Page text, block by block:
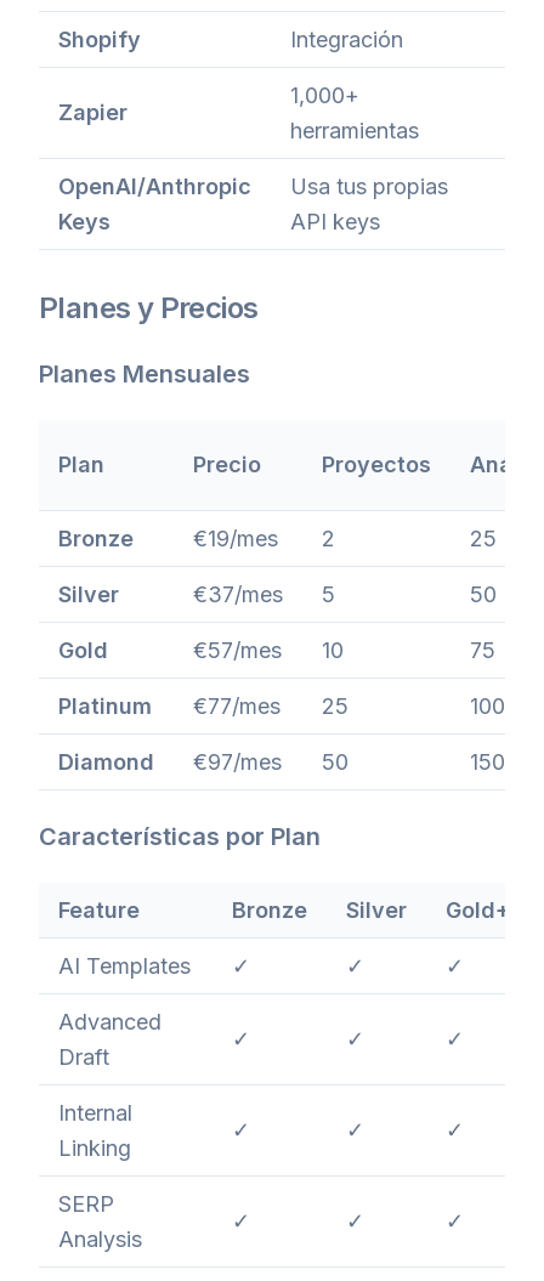
Shopify Integración
Zapier
1,000+
herramientas
OpenAI/Anthropic
Keys
Usa tus propias
API keys
Planes y Precios
Planes Mensuales
Plan Precio Proyectos
Bronze €19/mes 2 25
Silver €37/mes 5 50
Gold €57/mes 10 75
Platinum €77/mes 25 100
Diamond €97/mes 50 150
Características por Plan
Feature Bronze Silver Gold+
AI Templates ✓ ✓ ✓
Advanced
Draft
✓ ✓ ✓
Internal
Linking
✓ ✓ ✓
SERP
Analysis
✓ ✓ ✓